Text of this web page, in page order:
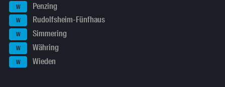
W Penzing
W Rudolfsheim-Fünfhaus
W Simmering
W Währing
W Wieden